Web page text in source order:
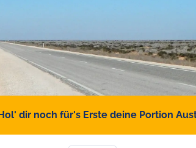
dir noch für's Erste deine Portion